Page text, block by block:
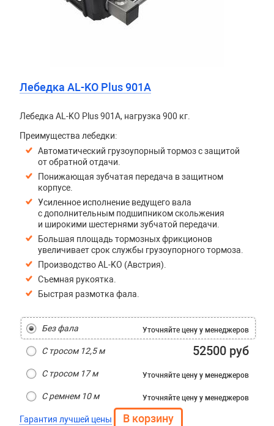
Лебедка AL-KO Plus 901A
Лебедка AL-KO Plus 901A, нагрузка 900 кг.
Преимущества лебедки:
Автоматический грузоупорный тормоз с защитой
от обратной отдачи.
Понижающая зубчатая передача в защитном
корпусе.
Усиленное исполнение ведущего вала
с дополнительным подшипником скольжения
и широкими шестернями зубчатой передачи.
Большая площадь тормозных фрикционов
увеличивает срок службы грузоупорного тормоза.
Производство AL-KO (Австрия).
Съемная рукоятка.
Быстрая размотка фала.
Без фала Уточняйте цену у менеджеров
С тросом 12,5 м 52500 руб
С тросом 17 м Уточняйте цену у менеджеров
С ремнем 10 м Уточняйте цену у менеджеров
Гарантия лучшей цены